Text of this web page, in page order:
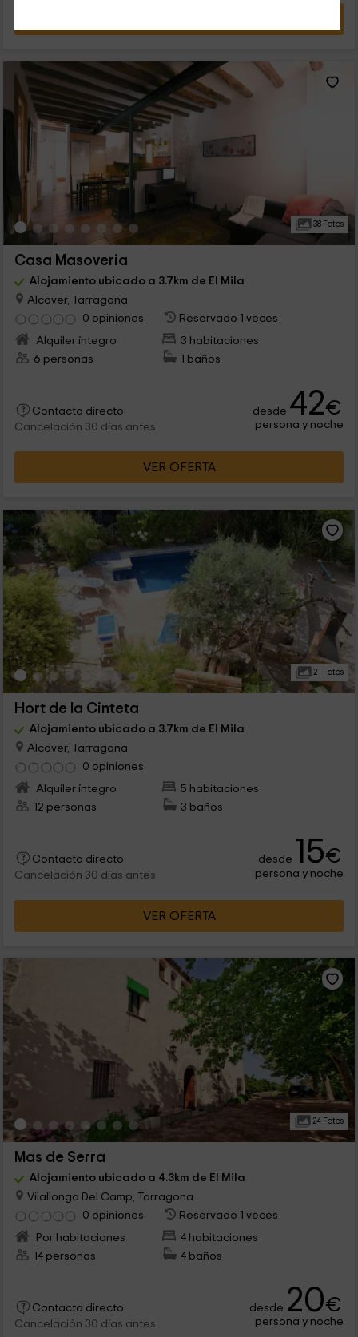
38 Fotos
Casa Masoveria
Alojamiento ubicado a 3.7km de El Mila
Alcover, Tarragona
0 opiniones
Reservado 1 veces
Alquiler íntegro
3 habitaciones
6 personas
1 baños
Contacto directo
Cancelación 30 días antes
desde 42€
persona y noche
VER OFERTA
21 Fotos
Hort de la Cinteta
Alojamiento ubicado a 3.7km de El Mila
Alcover, Tarragona
0 opiniones
Alquiler íntegro
5 habitaciones
12 personas
3 baños
Contacto directo
Cancelación 30 días antes
desde 15€
persona y noche
VER OFERTA
24 Fotos
Mas de Serra
Alojamiento ubicado a 4.3km de El Mila
Vilallonga Del Camp, Tarragona
0 opiniones
Reservado 1 veces
Por habitaciones
4 habitaciones
14 personas
4 baños
Contacto directo
Cancelación 30 días antes
desde 20€
persona y noche